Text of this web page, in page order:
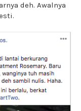
deh. Awalnya